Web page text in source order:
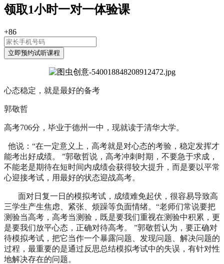
领取1小时一对一体验课
+86
心态稳定，就是最好的备考
郭敬哲
高考706分，毕业于德州一中，现就读于清华大学。
他说：“在一定意义上，高考就是对心态的考验，稳定发挥才
能考出好成绩。 ”郭敬哲说，高考冲刺时期，不要急于求成，
不能老是期待在短时间内成绩会获得较大提升，而是要以平常
心迎接考试，用最好的状态迎战高考。
面对日复一日的模拟考试，成绩难免起伏，很容易导致高
三学生产生焦虑、紧张、烦躁等负面情绪。“老师们常说要把
测验当高考，高考当测验，既是要我们重视在测验中积累，更
是要我们放平心态，正确对待高考。 ”郭敬哲认为，要正确对
待模拟考试，把它当作一个暴露问题、发现问题、解决问题的
过程，最重要的是通过反思总结模拟考试中的失误，有针对性
地解决存在的问题。